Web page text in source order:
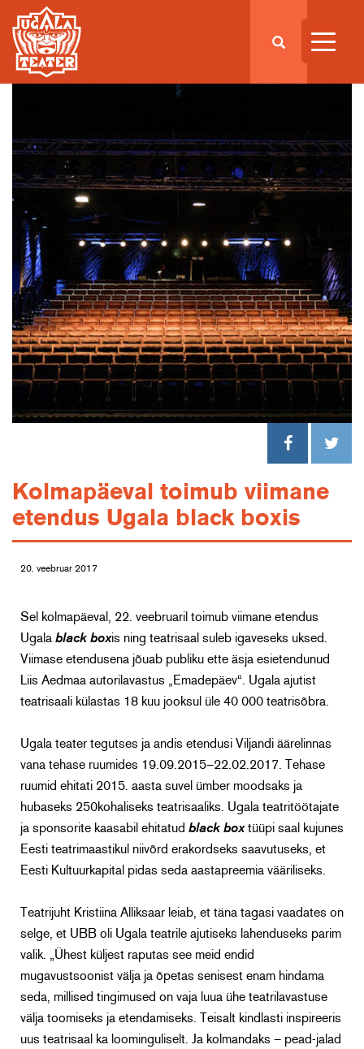
Kolmapäeval toimub viimane
etendus Ugala black boxis
20. veebruar 2017
Sel kolmapäeval, 22. veebruaril toimub viimane etendus
Ugala black boxis ning teatrisaal suleb igaveseks uksed.
Viimase etendusena jõuab publiku ette äsja esietendunud
Liis Aedmaa autorilavastus „Emadepäev“. Ugala ajutist
teatrisaali külastas 18 kuu jooksul üle 40 000 teatrisõbra.
Ugala teater tegutses ja andis etendusi Viljandi äärelinnas
vana tehase ruumides 19.09.2015–22.02.2017. Tehase
ruumid ehitati 2015. aasta suvel ümber moodsaks ja
hubaseks 250kohaliseks teatrisaaliks. Ugala teatritöötajate
ja sponsorite kaasabil ehitatud black boxtüüpi saal kujunes
Eesti teatrimaastikul niivõrd erakordseks saavutuseks, et
Eesti Kultuurkapital pidas seda aastapreemia vääriliseks.
Teatrijuht Kristiina Alliksaar leiab, et täna tagasi vaadates on
selge, et UBB oli Ugala teatrile ajutiseks lahenduseks parim
valik. „Ühest küljest raputas see meid endid
mugavustsoonist välja ja õpetas senisest enam hindama
seda, millised tingimused on vaja luua ühe teatrilavastuse
välja toomiseks ja etendamiseks. Teisalt kindlasti inspireeris
uus teatrisaal ka loominguliselt. Ja kolmandaks – pead-jalad